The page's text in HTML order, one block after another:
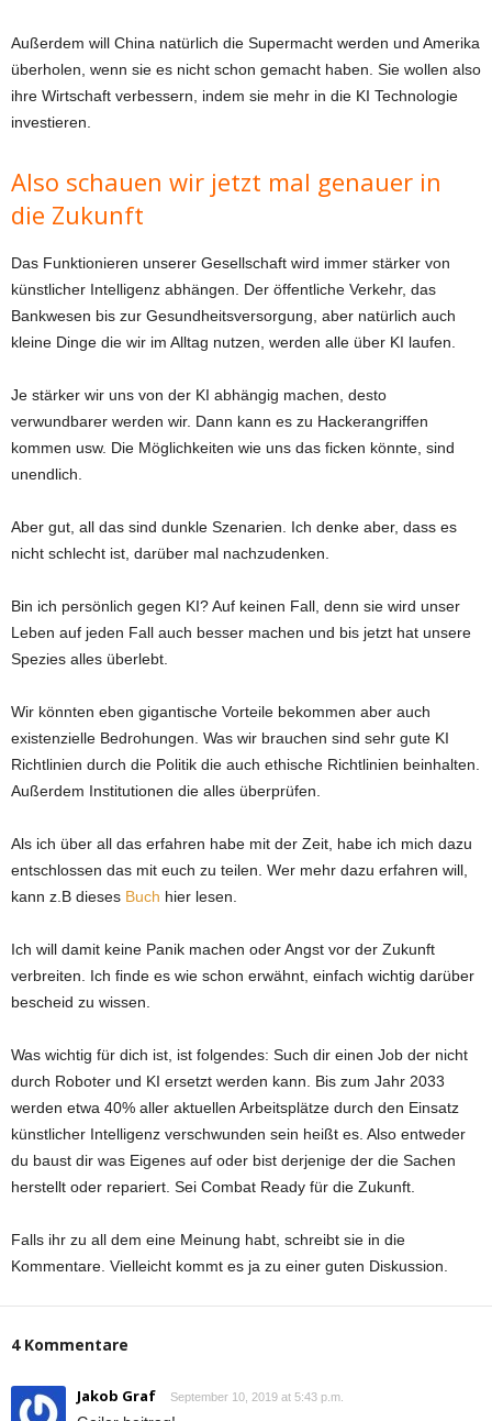
Außerdem will China natürlich die Supermacht werden und Amerika
überholen, wenn sie es nicht schon gemacht haben. Sie wollen also
ihre Wirtschaft verbessern, indem sie mehr in die KI Technologie
investieren.
Also schauen wir jetzt mal genauer in
die Zukunft
Das Funktionieren unserer Gesellschaft wird immer stärker von
künstlicher Intelligenz abhängen. Der öffentliche Verkehr, das
Bankwesen bis zur Gesundheitsversorgung, aber natürlich auch
kleine Dinge die wir im Alltag nutzen, werden alle über KI laufen.
Je stärker wir uns von der KI abhängig machen, desto
verwundbarer werden wir. Dann kann es zu Hackerangriffen
kommen usw. Die Möglichkeiten wie uns das ficken könnte, sind
unendlich.
Aber gut, all das sind dunkle Szenarien. Ich denke aber, dass es
nicht schlecht ist, darüber mal nachzudenken.
Bin ich persönlich gegen KI? Auf keinen Fall, denn sie wird unser
Leben auf jeden Fall auch besser machen und bis jetzt hat unsere
Spezies alles überlebt.
Wir könnten eben gigantische Vorteile bekommen aber auch
existenzielle Bedrohungen. Was wir brauchen sind sehr gute KI
Richtlinien durch die Politik die auch ethische Richtlinien beinhalten.
Außerdem Institutionen die alles überprüfen.
Als ich über all das erfahren habe mit der Zeit, habe ich mich dazu
entschlossen das mit euch zu teilen. Wer mehr dazu erfahren will,
kann z.B dieses Buch hier lesen.
Ich will damit keine Panik machen oder Angst vor der Zukunft
verbreiten. Ich finde es wie schon erwähnt, einfach wichtig darüber
bescheid zu wissen.
Was wichtig für dich ist, ist folgendes: Such dir einen Job der nicht
durch Roboter und KI ersetzt werden kann. Bis zum Jahr 2033
werden etwa 40% aller aktuellen Arbeitsplätze durch den Einsatz
künstlicher Intelligenz verschwunden sein heißt es. Also entweder
du baust dir was Eigenes auf oder bist derjenige der die Sachen
herstellt oder repariert. Sei Combat Ready für die Zukunft.
Falls ihr zu all dem eine Meinung habt, schreibt sie in die
Kommentare. Vielleicht kommt es ja zu einer guten Diskussion.
4 Kommentare
Jakob Graf September 10, 2019 at 5:43 p.m.